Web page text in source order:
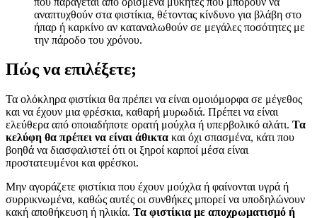
αναπτυχθούν στα φιστίκια, θέτοντας κίνδυνο για βλάβη στο
ήπαρ ή καρκίνο αν καταναλωθούν σε μεγάλες ποσότητες με
την πάροδο του χρόνου.
Πώς να επιλέξετε;
Τα ολόκληρα φιστίκια θα πρέπει να είναι ομοιόμορφα σε μέγεθος
και να έχουν μια φρέσκια, καθαρή μυρωδιά. Πρέπει να είναι
ελεύθερα από οποιαδήποτε ορατή μούχλα ή υπερβολικό αλάτι. Τα
κελύφη θα πρέπει να είναι άθικτα και όχι σπασμένα, κάτι που
βοηθά να διασφαλιστεί ότι οι ξηροί καρποί μέσα είναι
προστατευμένοι και φρέσκοι.
Μην αγοράζετε φιστίκια που έχουν μούχλα ή φαίνονται υγρά ή
συρρικνωμένα, καθώς αυτές οι συνθήκες μπορεί να υποδηλώνουν
κακή αποθήκευση ή ηλικία. Τα φιστίκια με αποχρωματισμό ή